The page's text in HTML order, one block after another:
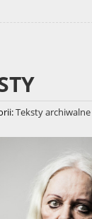
Teksty archiwalne